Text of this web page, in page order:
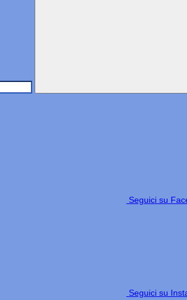
Seguici su
Seguici su